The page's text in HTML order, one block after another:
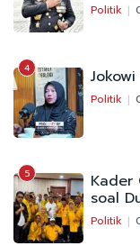
Politik
4
Politik
5 Kader
soal
Politik